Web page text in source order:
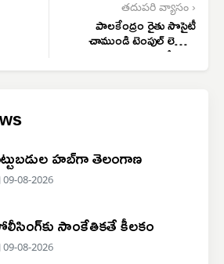
తదుపరి వ్యాసం ›
పాలకేంద్రం రైతు సొసైటీ
చాముండి టెంపుల్ లెక్కలు
బహిర్గతం చేయాలి
హబ్‌గా తెలంగాణ
09-08-2026
సాంకేతికతే కీలకం
09-08-2026